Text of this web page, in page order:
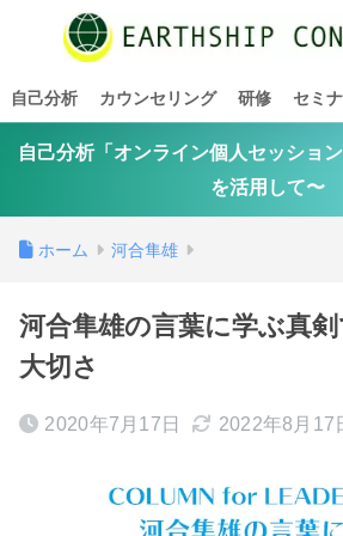
自己分析 カウンセリング 研修 セミ
自己分析「オンライン個人セッショ
を活用して〜
ホーム 河合隼雄
河合隼雄の言葉に学ぶ真
大切さ
2020年7月17日 2022年8月17